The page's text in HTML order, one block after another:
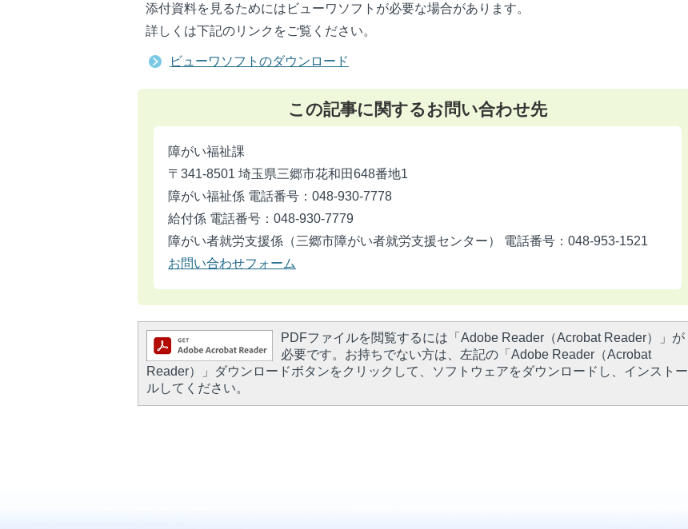
添付資料を見るためにはビューワソフトが必要な場合があります。
詳しくは下記のリンクをご覧ください。
ビューワソフトのダウンロード
この記事に関するお問い合わせ先
障がい福祉課
〒341-8501 埼玉県三郷市花和田648番地1
障がい福祉係 電話番号：048-930-7778
給付係 電話番号：048-930-7779
障がい者就労支援係（三郷市障がい者就労支援センター） 電話番号：048-953-1521
お問い合わせフォーム
PDFファイルを閲覧するには「Adobe Reader（Acrobat Reader）」が
必要です。お持ちでない方は、左記の「Adobe Reader（Acrobat
Reader）」ダウンロードボタンをクリックして、ソフトウェアをダウンロードし、インストー
ルしてください。